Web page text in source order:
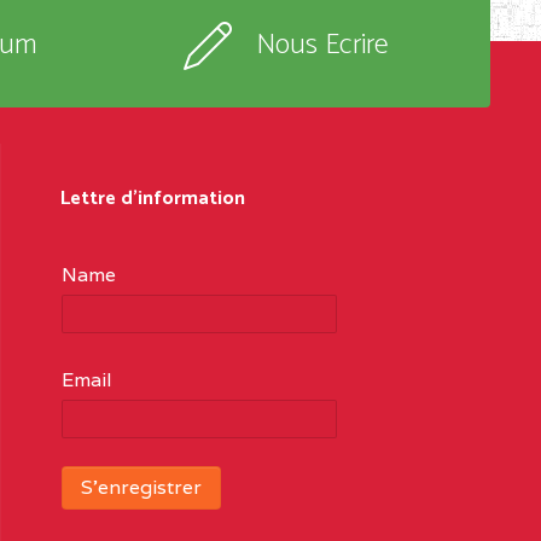
Nous Ecrire
Lettre d'information
Name
Email